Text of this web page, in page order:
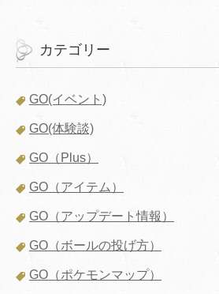
カテゴリー
GO(イベント)
GO(体験談)
GO（Plus）
GO（アイテム）
GO（アップデート情報）
GO（ボールの投げ方）
GO（ポケモンマップ）